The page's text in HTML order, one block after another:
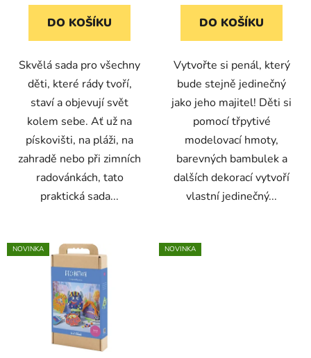
DO KOŠÍKU
Skvělá sada pro všechny
děti, které rády tvoří,
staví a objevují svět
kolem sebe. Ať už na
pískovišti, na pláži, na
zahradě nebo při zimních
radovánkách, tato
praktická sada...
DO KOŠÍKU
Vytvořte si penál, který
bude stejně jedinečný
jako jeho majitel! Děti si
pomocí třpytivé
modelovací hmoty,
barevných bambulek a
dalších dekorací vytvoří
vlastní jedinečný...
NOVINKA NOVINKA